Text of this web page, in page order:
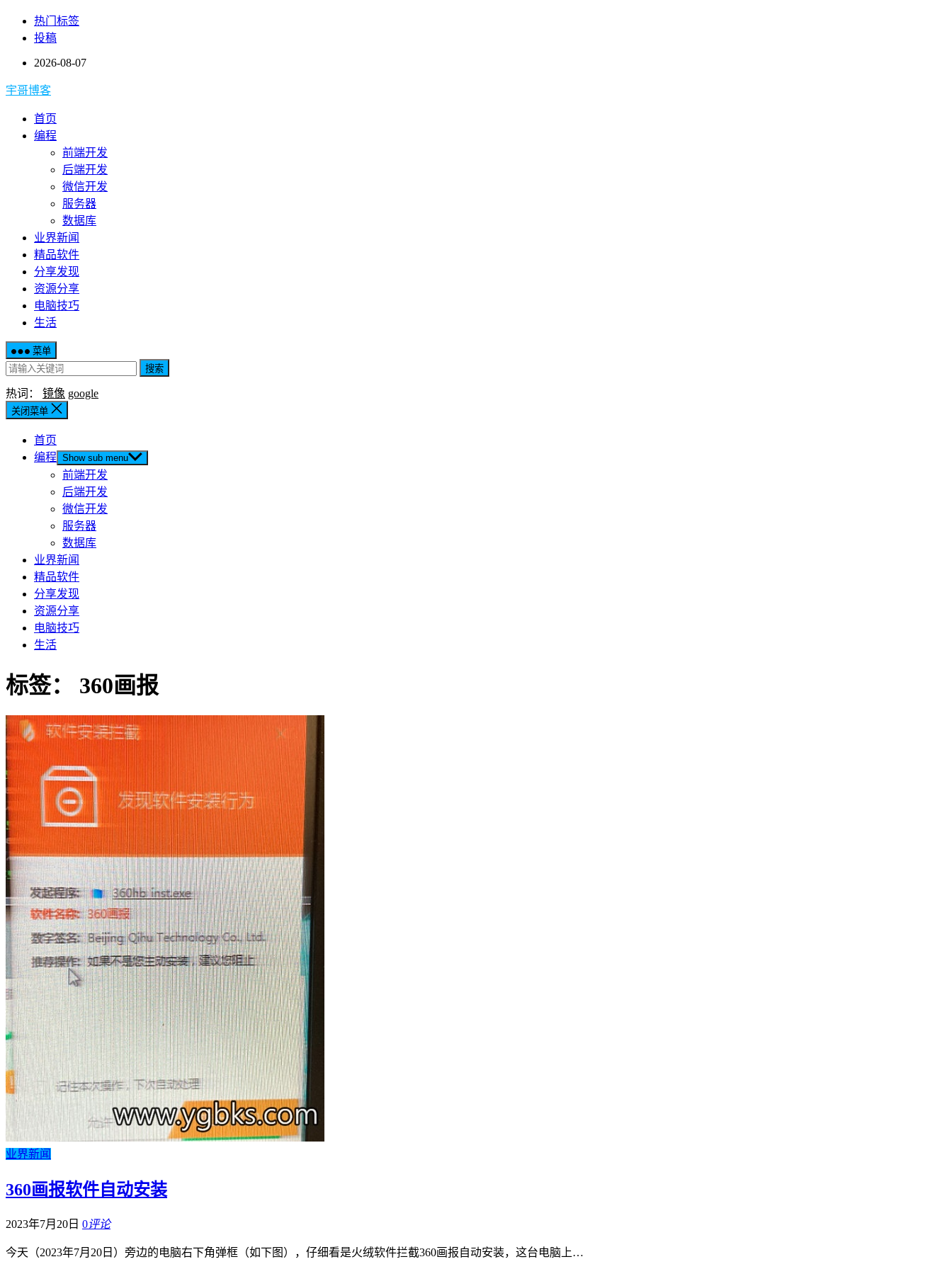
热门标签
投稿
2026-08-07
宇哥博客
首页
编程
前端开发
后端开发
微信开发
服务器
数据库
业界新闻
精品软件
分享发现
资源分享
电脑技巧
生活
菜单
搜索
热词： 镜像 google
关闭菜单
首页
编程 Show sub menu
前端开发
后端开发
微信开发
服务器
数据库
业界新闻
精品软件
分享发现
资源分享
电脑技巧
生活
标签： 360画报
业界新闻
360画报软件自动安装
2023年7月20日 0评论
今天（2023年7月20日）旁边的电脑右下角弹框（如下图），仔细看是火绒软件拦截360画报自动安装，这台电脑上…